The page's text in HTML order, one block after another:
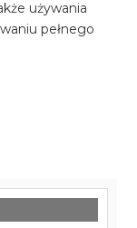
używania
pełnego